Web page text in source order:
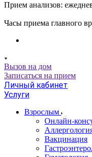
Прием анализов:
Часы приема главного
Вызов на дом
Записаться на прием
Личный кабинет
Услуги
Взрослым
Онлайн-
Вакцинация